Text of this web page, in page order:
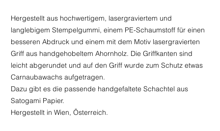
Hergestellt aus hochwertigem, lasergraviertem und
langlebigem Stempelgummi, einem PE-Schaumstoff für einen
besseren Abdruck und einem mit dem Motiv lasergravierten
Griff aus handgehobeltem Ahornholz. Die Griffkanten sind
leicht abgerundet und auf den Griff wurde zum Schutz etwas
Carnaubawachs aufgetragen.
Dazu gibt es die passende handgefaltete Schachtel aus
Satogami Papier.
Hergestellt in Wien, Österreich.